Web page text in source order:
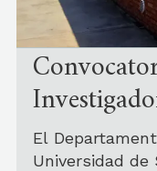
El
Universidad de